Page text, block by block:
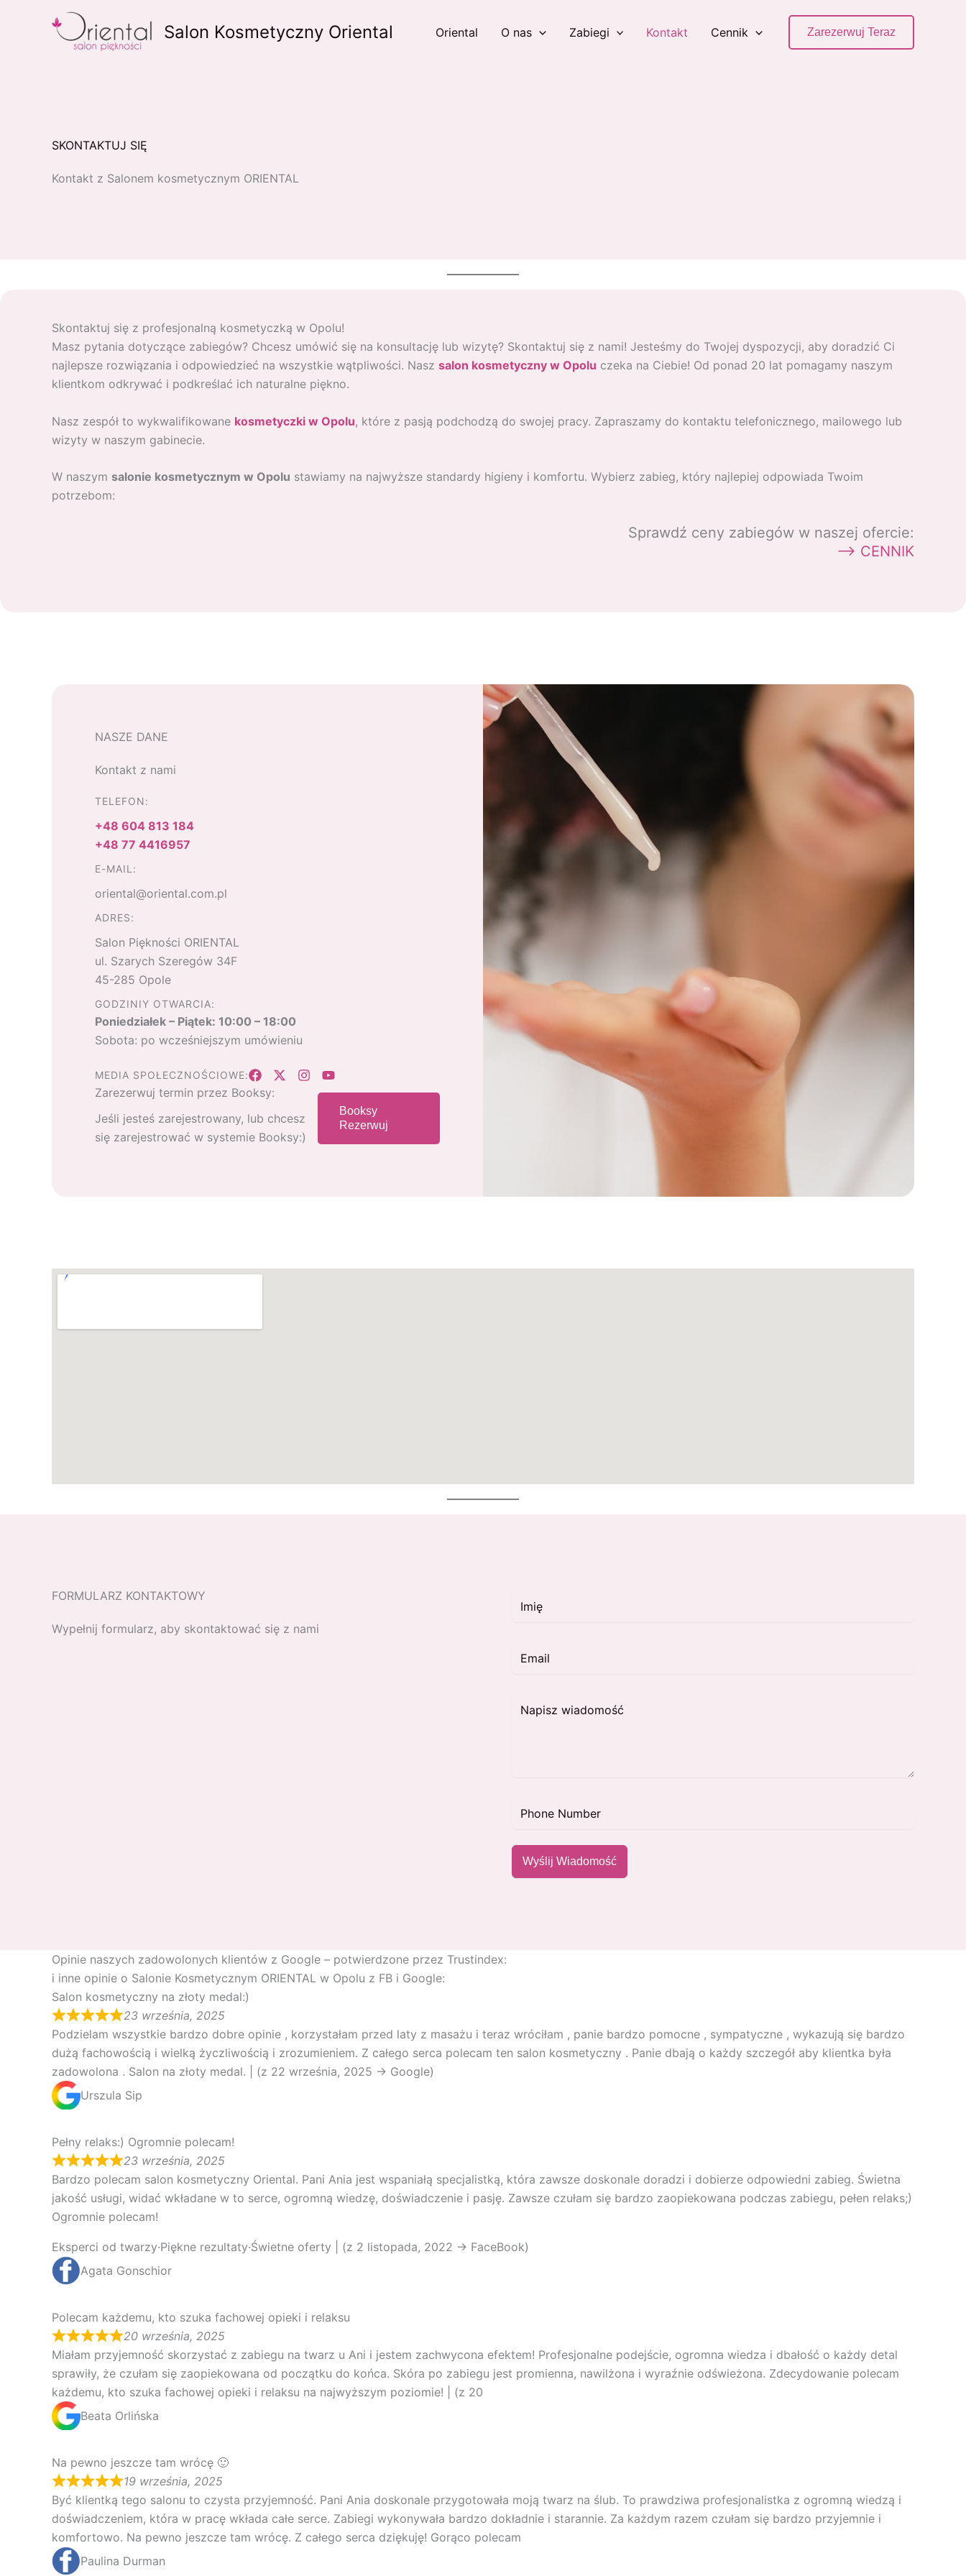
Salon Kosmetyczny Oriental Oriental O nas Zabiegi Kontakt Cennik Zarezerwuj Teraz
SKONTAKTUJ SIĘ
Kontakt z Salonem kosmetycznym ORIENTAL
Skontaktuj się z profesjonalną kosmetyczką w Opolu!
Masz pytania dotyczące zabiegów? Chcesz umówić się na konsultację lub wizytę? Skontaktuj się z nami! Jesteśmy do Twojej dyspozycji, aby doradzić Ci
najlepsze rozwiązania i odpowiedzieć na wszystkie wątpliwości. Nasz salon kosmetyczny w Opolu czeka na Ciebie! Od ponad 20 lat pomagamy naszym
klientkom odkrywać i podkreślać ich naturalne piękno.
Nasz zespół to wykwalifikowane kosmetyczki w Opolu, które z pasją podchodzą do swojej pracy. Zapraszamy do kontaktu telefonicznego, mailowego lub
wizyty w naszym gabinecie.
W naszym salonie kosmetycznym w Opolu stawiamy na najwyższe standardy higieny i komfortu. Wybierz zabieg, który najlepiej odpowiada Twoim
potrzebom:
Sprawdź ceny zabiegów w naszej ofercie:
–> CENNIK
NASZE DANE
Kontakt z nami
TELEFON:
+48 604 813 184
+48 77 4416957
E-MAIL:
oriental@oriental.com.pl
ADRES:
Salon Piękności ORIENTAL
ul. Szarych Szeregów 34F
45-285 Opole
GODZINIY OTWARCIA:
Poniedziałek – Piątek: 10:00 – 18:00
Sobota: po wcześniejszym umówieniu
MEDIA SPOŁECZNOŚCIOWE:
Zarezerwuj termin przez Booksy:
Jeśli jesteś zarejestrowany, lub chcesz
się zarejestrować w systemie Booksy:)
Booksy
Rezerwuj
FORMULARZ KONTAKTOWY
Wypełnij formularz, aby skontaktować się z nami
Wyślij Wiadomość
Opinie naszych zadowolonych klientów z Google – potwierdzone przez Trustindex:
i inne opinie o Salonie Kosmetycznym ORIENTAL w Opolu z FB i Google:
Salon kosmetyczny na złoty medal:)
23 września, 2025
Podzielam wszystkie bardzo dobre opinie , korzystałam przed laty z masażu i teraz wróciłam , panie bardzo pomocne , sympatyczne , wykazują się bardzo
dużą fachowością i wielką życzliwością i zrozumieniem. Z całego serca polecam ten salon kosmetyczny . Panie dbają o każdy szczegół aby klientka była
zadowolona . Salon na złoty medal. | (z 22 września, 2025 -> Google)
Urszula Sip
Pełny relaks:) Ogromnie polecam!
23 września, 2025
Bardzo polecam salon kosmetyczny Oriental. Pani Ania jest wspaniałą specjalistką, która zawsze doskonale doradzi i dobierze odpowiedni zabieg. Świetna
jakość usługi, widać wkładane w to serce, ogromną wiedzę, doświadczenie i pasję. Zawsze czułam się bardzo zaopiekowana podczas zabiegu, pełen relaks;)
Ogromnie polecam!
Eksperci od twarzy·Piękne rezultaty·Świetne oferty | (z 2 listopada, 2022 -> FaceBook)
Agata Gonschior
Polecam każdemu, kto szuka fachowej opieki i relaksu
20 września, 2025
Miałam przyjemność skorzystać z zabiegu na twarz u Ani i jestem zachwycona efektem! Profesjonalne podejście, ogromna wiedza i dbałość o każdy detal
sprawiły, że czułam się zaopiekowana od początku do końca. Skóra po zabiegu jest promienna, nawilżona i wyraźnie odświeżona. Zdecydowanie polecam
każdemu, kto szuka fachowej opieki i relaksu na najwyższym poziomie! | (z 20
Beata Orlińska
Na pewno jeszcze tam wrócę 🙂
19 września, 2025
Być klientką tego salonu to czysta przyjemność. Pani Ania doskonale przygotowała moją twarz na ślub. To prawdziwa profesjonalistka z ogromną wiedzą i
doświadczeniem, która w pracę wkłada całe serce. Zabiegi wykonywała bardzo dokładnie i starannie. Za każdym razem czułam się bardzo przyjemnie i
komfortowo. Na pewno jeszcze tam wrócę. Z całego serca dziękuję! Gorąco polecam
Paulina Durman